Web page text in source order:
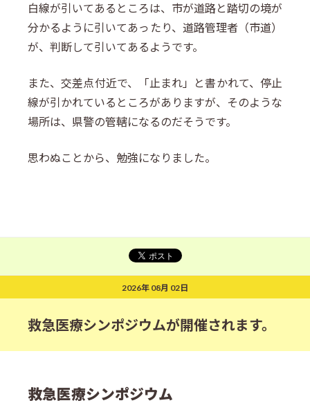
白線が引いてあるところは、市が道路と踏切の境が
分かるように引いてあったり、道路管理者（市道）
が、判断して引いてあるようです。
また、交差点付近で、「止まれ」と書かれて、停止
線が引かれているところがありますが、そのような
場所は、県警の管轄になるのだそうです。
思わぬことから、勉強になりました。
2026年 08月 02日
救急医療シンポジウムが開催されます。
救急医療シンポジウム